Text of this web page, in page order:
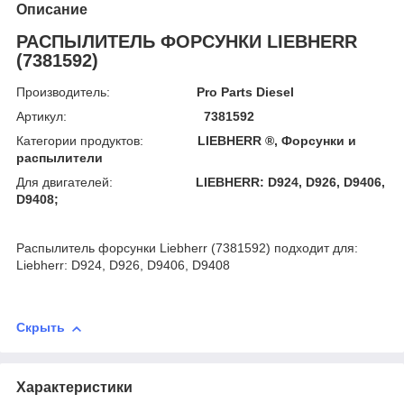
Описание
РАСПЫЛИТЕЛЬ ФОРСУНКИ LIEBHERR
(7381592)
Производитель:
Pro Parts Diesel
Артикул:
7381592
Категории продуктов: LIEBHERR ®, Форсунки и
распылители
Для двигателей: LIEBHERR: D924, D926, D9406,
D9408;
Распылитель форсунки Liebherr (7381592) подходит для:
Liebherr: D924, D926, D9406, D9408
Скрыть
Характеристики